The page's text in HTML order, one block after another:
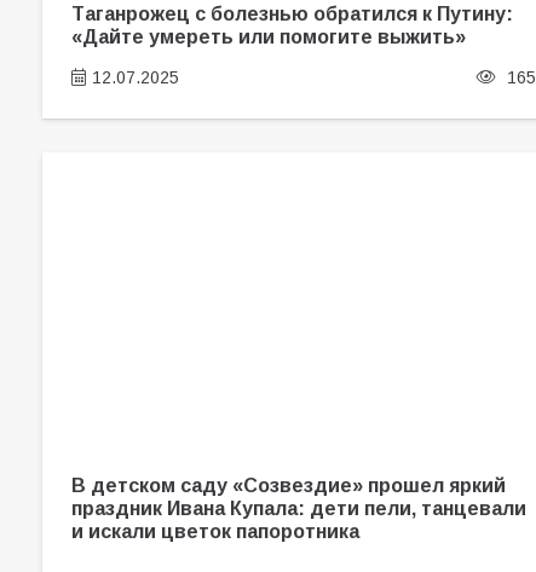
Таганрожец с болезнью обратился к Путину:
«Дайте умереть или помогите выжить»
12.07.2025 165
В детском саду «Созвездие» прошел яркий
праздник Ивана Купала: дети пели, танцевали
и искали цветок папоротника